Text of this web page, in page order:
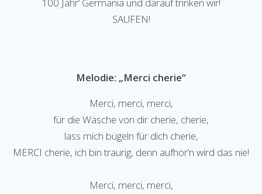
100 Jahr‘ Germania und darauf trinken wir!
SAUFEN!
Melodie: „Merci cherie“
Merci, merci, merci,
für die Wäsche von dir cherie, cherie,
lass mich bügeln für dich cherie,
MERCI cherie, ich bin traurig, denn aufhör’n wird das nie!
Merci, merci, merci,